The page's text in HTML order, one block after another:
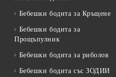
Бебешки бодита за Кръщене
Бебешки бодита за
Прощъпулник
Бебешки бодита за риболов
Бебешки бодита със ЗОДИИ